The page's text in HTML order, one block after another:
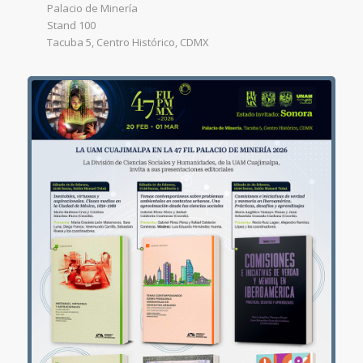
Palacio de Minería
Stand 100
Tacuba 5, Centro Histórico, CDMX